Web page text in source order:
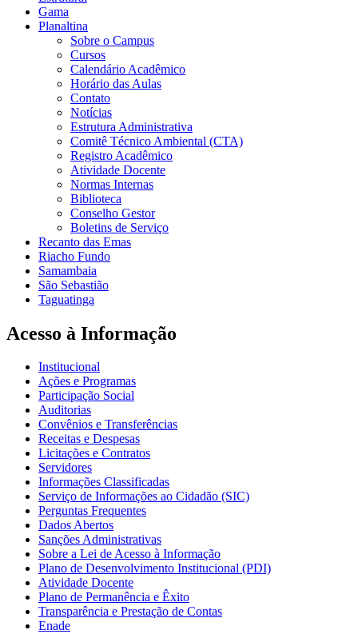
Gama
Planaltina
Sobre o Campus
Cursos
Calendário Acadêmico
Horário das Aulas
Contato
Notícias
Estrutura Administrativa
Comitê Técnico Ambiental (CTA)
Registro Acadêmico
Atividade Docente
Normas Internas
Biblioteca
Conselho Gestor
Boletins de Serviço
Recanto das Emas
Riacho Fundo
Samambaia
São Sebastião
Taguatinga
Acesso à Informação
Institucional
Ações e Programas
Participação Social
Auditorias
Convênios e Transferências
Receitas e Despesas
Licitações e Contratos
Servidores
Informações Classificadas
Serviço de Informações ao Cidadão (SIC)
Perguntas Frequentes
Dados Abertos
Sanções Administrativas
Sobre a Lei de Acesso à Informação
Plano de Desenvolvimento Institucional (PDI)
Atividade Docente
Plano de Permanência e Êxito
Transparência e Prestação de Contas
Enade